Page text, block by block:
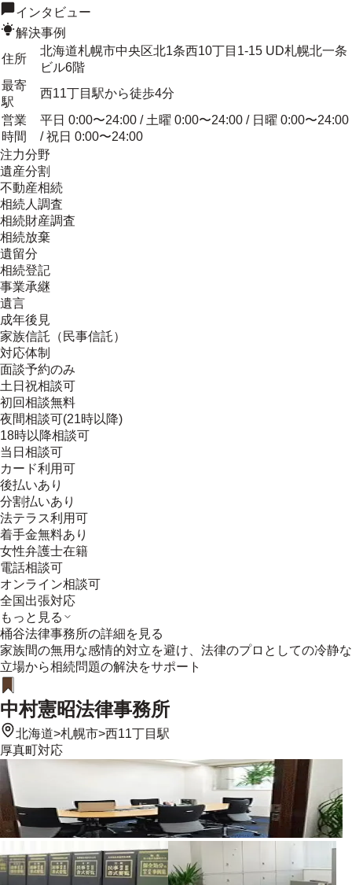
インタビュー
解決事例
住所
北海道札幌市中央区北1条西10丁目1-15 UD札幌北一条
ビル6階
最寄
駅
西11丁目駅から徒歩4分
営業
時間
平日 0:00〜24:00 / 土曜 0:00〜24:00 / 日曜 0:00〜24:00
/ 祝日 0:00〜24:00
注力分野
遺産分割
不動産相続
相続人調査
相続財産調査
相続放棄
遺留分
相続登記
事業承継
遺言
成年後見
家族信託（民事信託）
対応体制
面談予約のみ
土日祝相談可
初回相談無料
夜間相談可(21時以降)
18時以降相談可
当日相談可
カード利用可
後払いあり
分割払いあり
法テラス利用可
着手金無料あり
女性弁護士在籍
電話相談可
オンライン相談可
全国出張対応
もっと見る
桶谷法律事務所の詳細を見る
家族間の無用な感情的対立を避け、法律のプロとしての冷静な
立場から相続問題の解決をサポート
中村憲昭法律事務所
北海道>札幌市>西11丁目駅
厚真町対応